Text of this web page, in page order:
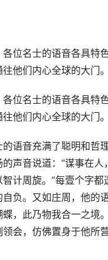
位名士的语音各具特
他们内心全球的大门
位名士的语音各具特
他们内心全球的大门。
语音充满了聪明和哲
声音说道：“谋事在人
计周旋。”每壹个字都
负。又如庄周，他的
，此乃物我合一之境
会，仿佛置身于他所